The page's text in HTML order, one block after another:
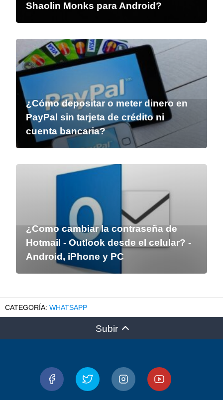
Shaolin Monks para Android?
¿Cómo depositar o meter dinero en
PayPal sin tarjeta de crédito ni
cuenta bancaria?
¿Como cambiar la contraseña de
Hotmail - Outlook desde el celular? -
Android, iPhone y PC
WHATSAPP
Subir